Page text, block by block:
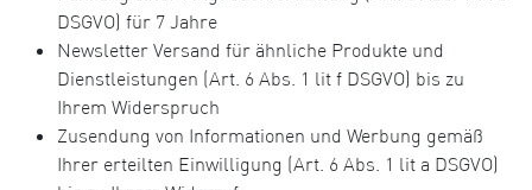
DSGVO) für 7 Jahre
Newsletter Versand für ähnliche Produkte und
Dienstleistungen (Art. 6 Abs. 1 lit f DSGVO) bis zu
Ihrem Widerspruch
Zusendung von Informationen und Werbung gemäß
Ihrer erteilten Einwilligung (Art. 6 Abs. 1 lit a DSGVO)